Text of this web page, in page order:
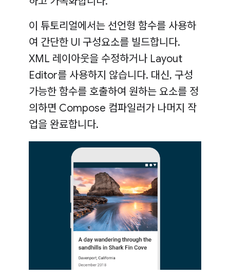
이 튜토리얼에서는 선언형 함수를 사용하
여 간단한 UI 구성요소를 빌드합니다.
XML 레이아웃을 수정하거나 Layout
Editor를 사용하지 않습니다. 대신, 구성
가능한 함수를 호출하여 원하는 요소를 정
의하면 Compose 컴파일러가 나머지 작
업을 완료합니다.